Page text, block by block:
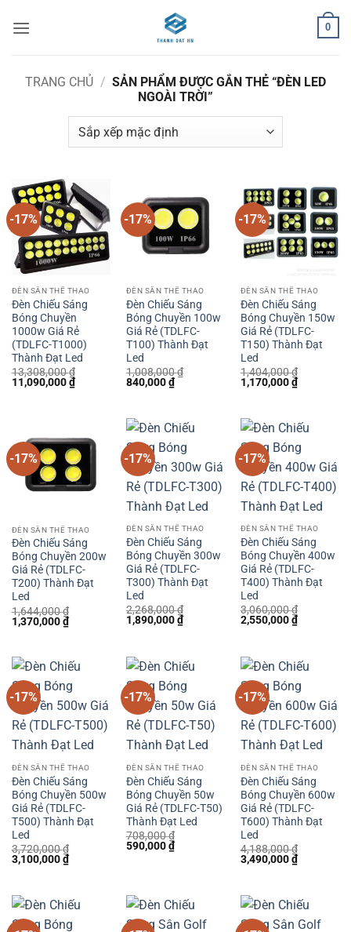
qua
0
TRANG CHỦ / SẢN PHẨM ĐƯỢC GẮN THẺ “ĐÈN LED
NGOÀI TRỜI”
-17%
ĐÈN SÂN THỂ THAO
Đèn Chiếu Sáng
Bóng Chuyền
1000w Giá Rẻ
(TDLFC-T1000)
Thành Đạt Led
13,308,000₫
Giá
gốc
11,090,000₫Giá
hiện
11,090,000 ₫.
-17%
ĐÈN SÂN THỂ THAO
Đèn Chiếu Sáng
Bóng Chuyền 100w
Giá Rẻ (TDLFC-
T100) Thành Đạt
Led
1,008,000₫
Giá
840,000₫Giá
hiện
840,000 ₫.
-17%
ĐÈN SÂN THỂ THAO
Đèn Chiếu Sáng
Bóng Chuyền 150w
Giá Rẻ (TDLFC-
T150) Thành Đạt
Led
1,404,000₫
Giá
gốc
1,170,000₫Giá
hiện
1,170,000
-17%
ĐÈN SÂN THỂ THAO
Đèn Chiếu Sáng
Bóng Chuyền 200w
Giá Rẻ (TDLFC-
T200) Thành Đạt
Led
1,644,000₫
Giá
gốc
1,370,000₫Giá
hiện
1,370,000 ₫.
-17%
ĐÈN SÂN THỂ THAO
Đèn Chiếu Sáng
Bóng Chuyền 300w
Giá Rẻ (TDLFC-
T300) Thành Đạt
Led
2,268,000₫
Giá
gốc
1,890,000₫Giá
hiện
1,890,000 ₫.
-17%
ĐÈN SÂN THỂ THAO
Đèn Chiếu Sáng
Bóng Chuyền 400w
Giá Rẻ (TDLFC-
T400) Thành Đạt
Led
3,060,000₫
Giá
gốc
2,550,000₫Giá
hiện
2,550,000
-17%
ĐÈN SÂN THỂ THAO
Đèn Chiếu Sáng
Bóng Chuyền 500w
Giá Rẻ (TDLFC-
T500) Thành Đạt
Led
3,720,000₫
Giá
gốc
3,100,000₫Giá
hiện
3,100,000 ₫.
-17%
ĐÈN SÂN THỂ THAO
Đèn Chiếu Sáng
Bóng Chuyền 50w
Giá Rẻ (TDLFC-T50)
Thành Đạt Led
708,000₫
Giá
590,000₫Giá
hiện
-17%
ĐÈN SÂN THỂ THAO
Đèn Chiếu Sáng
Bóng Chuyền 600w
Giá Rẻ (TDLFC-
T600) Thành Đạt
Led
4,188,000₫
Giá
gốc
3,490,000₫Giá
hiện
3,490,000